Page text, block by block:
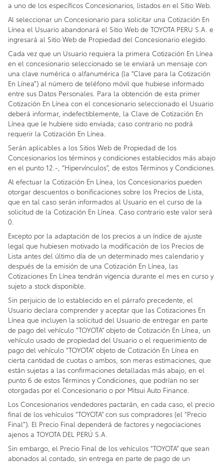
a uno de los específicos Concesionarios, listados en el Sitio Web.
Al seleccionar un Concesionario para solicitar una Cotización En
Línea el Usuario abandonará el Sitio Web de TOYOTA PERU S.A. e
ingresará al Sitio Web de Propiedad del Concesionario elegido.
Cada vez que un Usuario requiera la primera Cotización En Línea
en el concesionario seleccionado se le enviará un mensaje con
una clave numérica o alfanumérica (la “Clave para la Cotización
En Línea”) al número de teléfono móvil que hubiese informado
entre sus Datos Personales. Para la obtención de esta primer
Cotización En Línea con el concesionario seleccionado el Usuario
deberá informar, indefectiblemente, la Clave de Cotización En
Línea que le hubiere sido enviada; caso contrario no podrá
requerir la Cotización En Línea.
Serán aplicables a los Sitios Web de Propiedad de los
Concesionarios los términos y condiciones establecidos más abajo
en el punto 12.-, “Hipervínculos”, de estos Términos y Condiciones.
Al efectuar la Cotización En Línea, los Concesionarios pueden
otorgar descuentos o bonificaciones sobre los Precios de Lista,
que en tal caso serán informados al Usuario en el curso de la
solicitud de la Cotización En Línea. Caso contrario este valor será
0.
Excepto por la adaptación de los precios a un índice de ajuste
legal que hubiesen motivado la modificación de los Precios de
Lista antes del último día de un determinado mes calendario y
después de la emisión de una Cotización En Línea, las
Cotizaciones En Línea tendrán vigencia durante el mes en curso y
sujeto a stock disponible.
Sin perjuicio de lo establecido en el párrafo precedente, el
Usuario declara comprender y aceptar que las Cotizaciones En
Línea que incluyen la solicitud del Usuario de entregar en parte
de pago del vehículo “TOYOTA” objeto de Cotización En Línea, un
vehículo usado de propiedad del Usuario o el requerimiento de
pago del vehículo “TOYOTA” objeto de Cotización En Línea en
cierta cantidad de cuotas o ambos, son meras estimaciones, que
están sujetas a las confirmaciones detalladas más abajo, en el
punto 6 de estos Términos y Condiciones, que podrían no ser
otorgadas por el Concesionario o por Mitsui Auto Finance.
Los Concesionarios vendedores pactarán, en cada caso, el precio
final de los vehículos “TOYOTA” con sus compradores (el “Precio
Final”). El Precio Final dependerá de factores y negociaciones
ajenos a TOYOTA DEL PERÚ S.A.
Sin embargo, el Precio Final de los vehículos “TOYOTA” que sean
abonados al contado, sin entrega en parte de pago de un